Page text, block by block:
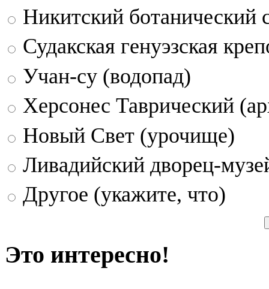
Никитский ботанический
Судакская генуэзская
Учан-су (водопад)
Херсонес Таврический
Новый Свет (урочище)
Ливадийский дворец-
Другое (укажите, что)
Это интересно!